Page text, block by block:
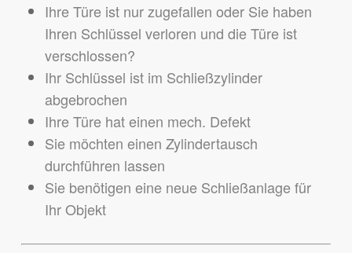
Ihre Türe ist nur zugefallen oder Sie haben
Ihren Schlüssel verloren und die Türe ist
verschlossen?
Ihr Schlüssel ist im Schließzylinder
abgebrochen
Ihre Türe hat einen mech. Defekt
Sie möchten einen Zylindertausch
durchführen lassen
Sie benötigen eine neue Schließanlage für
Ihr Objekt